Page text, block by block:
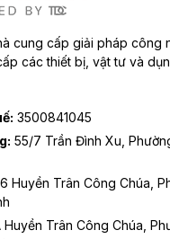
cung cấp giải pháp công
các thiết bị, vật tư và
3500841045
55/7 Trần Đình Xu,
Huyền Trân Công Chúa,
Huyền Trân Công Chúa,